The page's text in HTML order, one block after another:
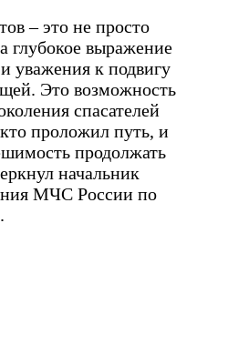
– это не просто
глубокое выражение
уважения к подвигу
Это возможность
спасателей
проложил путь, и
продолжать
начальник
МЧС России по